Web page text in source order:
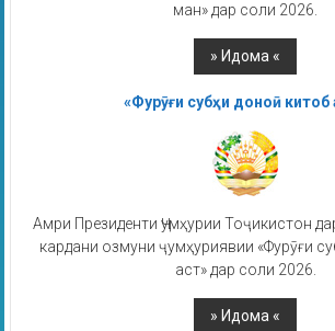
ман» дар соли 2026.
«Фурӯғи субҳи доноӣ китоб
Амри Президенти Ҷумҳурии Тоҷикистон
кардани озмуни ҷумҳуриявии «Фурӯғи
аст» дар соли 2026.